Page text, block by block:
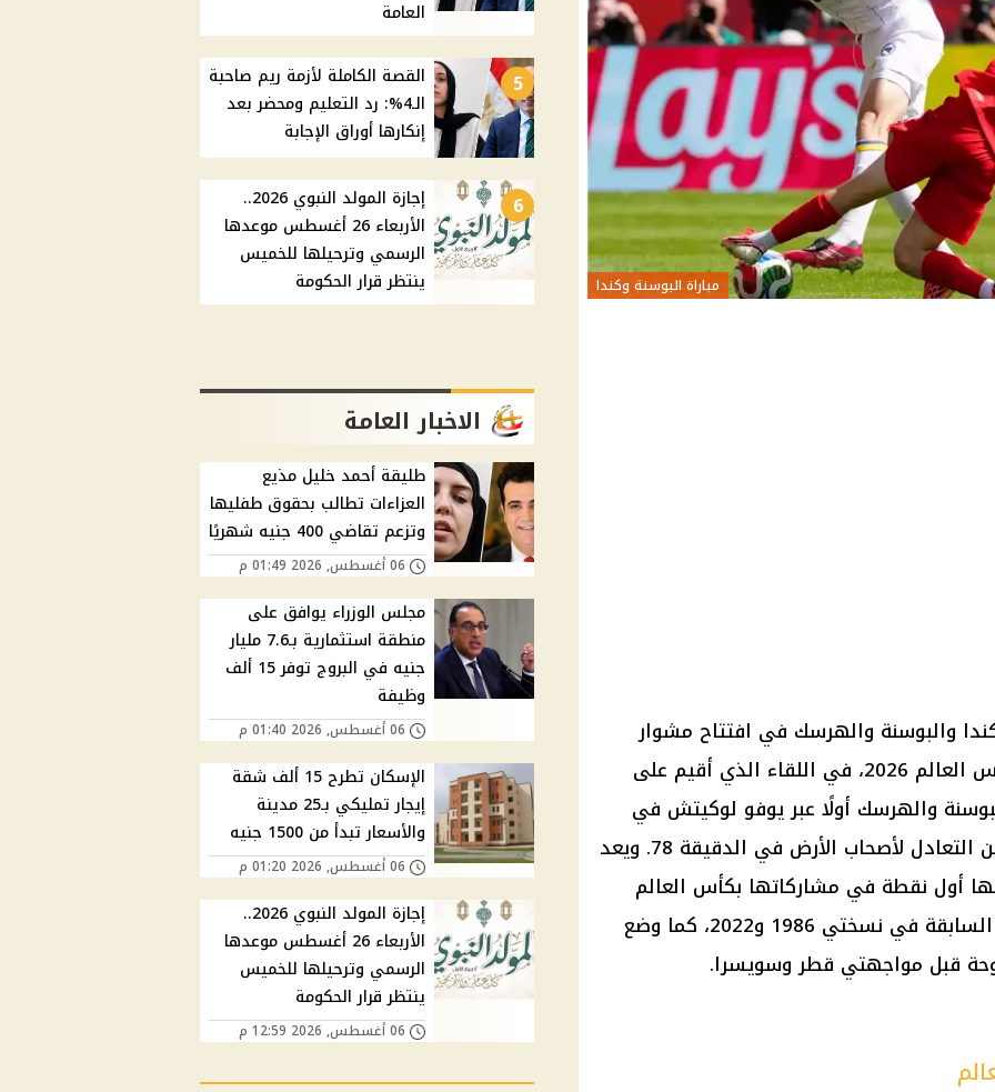
مباراة البوسنة وكندا
1-1 مباراة كندا والبوسنة والهرسك في افتتاح مشوار
المنتخبين بالمجموعة الثانية من كأس العالم 2026، في اللقاء الذي أقيم على
والهرسك أولًا عبر يوفو لوكيتش في
الدقيقة 21، قبل أن يدرك كايل لارين التعادل لأصحاب الأرض في الدقيقة 78. ويعد
أول نقطة في مشاركاتها بكأس العالم
للرجال، بعد خسارة جميع مبارياتها السابقة في نسختي 1986 و2022، كما وضع
قبل مواجهتي قطر وسويسرا.
العامة
5
القصة الكاملة لأزمة ريم صاحبة
الـ4%: رد التعليم ومحضر بعد
إنكارها أوراق الإجابة
6
إجازة المولد النبوي 2026..
الأربعاء 26 أغسطس موعدها
الرسمي وترحيلها للخميس
ينتظر قرار الحكومة
الاخبار العامة
طليقة أحمد خليل مذيع
العزاءات تطالب بحقوق طفليها
وتزعم تقاضي 400 جنيه شهريًا
06 أغسطس, 2026 01:49 م
مجلس الوزراء يوافق على
منطقة استثمارية بـ7.6 مليار
جنيه في البروج توفر 15 ألف
وظيفة
06 أغسطس, 2026 01:40 م
الإسكان تطرح 15 ألف شقة
إيجار تمليكي بـ25 مدينة
والأسعار تبدأ من 1500 جنيه
06 أغسطس, 2026 01:20 م
إجازة المولد النبوي 2026..
الأربعاء 26 أغسطس موعدها
الرسمي وترحيلها للخميس
ينتظر قرار الحكومة
06 أغسطس, 2026 12:59 م